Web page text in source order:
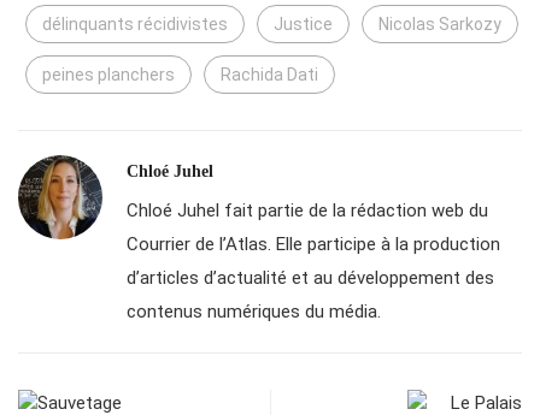
délinquants récidivistes Justice Nicolas Sarkozy
peines planchers Rachida Dati
Chloé Juhel
Chloé Juhel fait partie de la rédaction web du
Courrier de l’Atlas. Elle participe à la production
d’articles d’actualité et au développement des
contenus numériques du média.